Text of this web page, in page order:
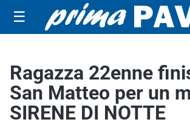
☰
Ragazza 22enne
San Matteo per un
SIRENE DI NOTTE